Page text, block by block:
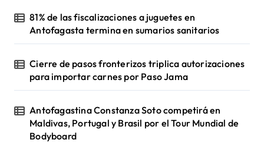
81% de las fiscalizaciones a juguetes en
Antofagasta termina en sumarios sanitarios
Cierre de pasos fronterizos triplica autorizaciones
para importar carnes por Paso Jama
Antofagastina Constanza Soto competirá en
Maldivas, Portugal y Brasil por el Tour Mundial de
Bodyboard